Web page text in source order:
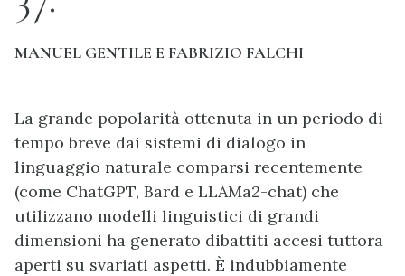
MANUEL GENTILE E FABRIZIO FALCHI
La grande popolarità ottenuta in un periodo di
tempo breve dai sistemi di dialogo in
linguaggio naturale comparsi recentemente
(come ChatGPT, Bard e LLAMa2-chat) che
utilizzano modelli linguistici di grandi
dimensioni ha generato dibattiti accesi tuttora
aperti su svariati aspetti. È indubbiamente